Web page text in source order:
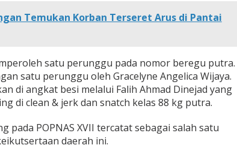
Temukan Korban Terseret Arus di Pantai
satu perunggu pada nomor beregu putra.
satu perunggu oleh Gracelyne Angelica Wijaya.
di angkat besi melalui Falih Ahmad Dinejad yang
di clean & jerk dan snatch kelas 88 kg putra.
pada POPNAS XVII tercatat sebagai salah satu
daerah ini.